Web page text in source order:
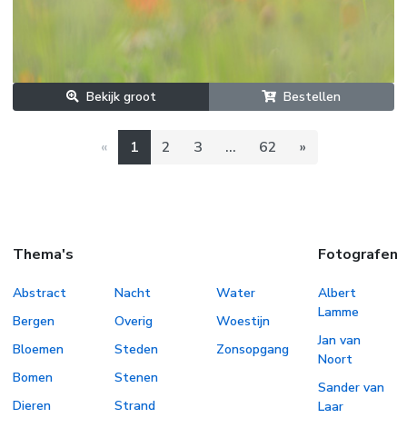
Bekijk groot Bestellen
«Previous
1 (current)
2 3 ... 62 »
Thema's
Abstract
Bergen
Bloemen
Bomen
Dieren
Nacht
Overig
Steden
Stenen
Strand
Water
Woestijn
Zonsopgang
Fotografen
Albert
Lamme
Jan van
Noort
Sander van
Laar